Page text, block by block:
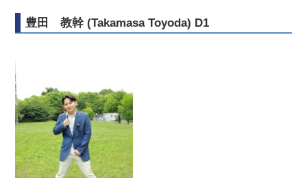
豊田 教幹 (Takamasa Toyoda) D1